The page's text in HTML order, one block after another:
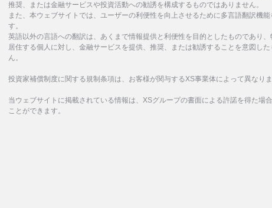
推奨、または金融サービスや投資活動への勧誘を構成するものではありません。
また、本ウェブサイトでは、ユーザーの利便性を向上させるために多言語翻訳機能
す。
英語以外の言語への翻訳は、あくまで情報提供と利便性を目的としたものであり
居住する個人に対し、金融サービスを提供、推奨、または勧誘することを意図し
ん。
投資家補償制度に関する規制条項は、お客様が関与するXS事業体によって異なりま
当ウェブサイトに掲載されている情報は、XSグループの書面による許諾を得た場
ことができます。